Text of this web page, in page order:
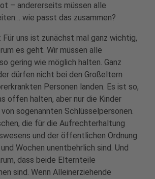
– andererseits müssen alle
wie passt das zusammen?
Für uns ist zunächst mal ganz wichtig,
es geht. Wir müssen alle
gering wie möglich halten. Ganz
dürfen nicht bei den Großeltern
Personen landen. Es ist so,
offen halten, aber nur die Kinder
sogenannten Schlüsselpersonen.
die für die Aufrechterhaltung
und der öffentlichen Ordnung
Wochen unentbehrlich sind. Und
dass beide Elternteile
sind. Wenn Alleinerziehende